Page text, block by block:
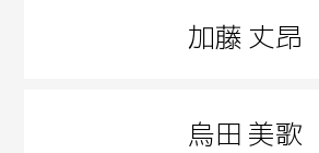
加藤 丈昂
烏田 美歌